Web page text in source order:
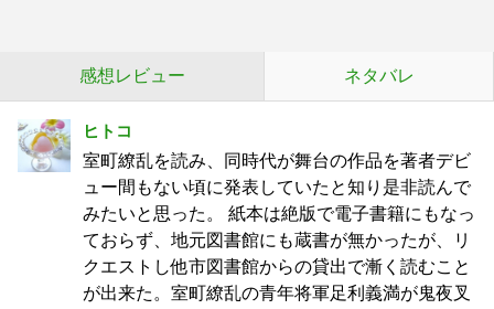
感想レビュー ネタバレ
ヒトコ
室町繚乱を読み、同時代が舞台の作品を著者デビ
ュー間もない頃に発表していたと知り是非読んで
みたいと思った。 紙本は絶版で電子書籍にもなっ
ておらず、地元図書館にも蔵書が無かったが、リ
クエストし他市図書館からの貸出で漸く読むこと
が出来た。室町繚乱の青年将軍足利義満が鬼夜叉